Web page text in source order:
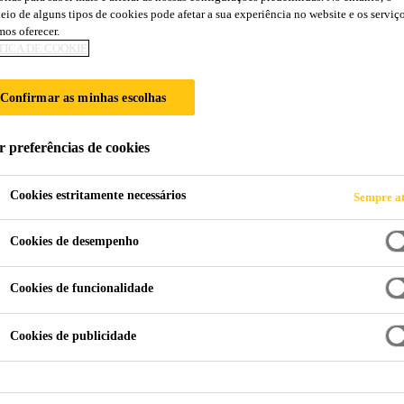
E SELAGEM DE PISOS
de alguns tipos de cookies pode afetar a sua experiência no website e os
oferecer.
DE COOKIE
Confirmar as minhas escolhas
preferências de cookies
Cookies estritamente necessários Sempre
Cookies de desempenho
Cookies de funcionalidade
Cookies de publicidade